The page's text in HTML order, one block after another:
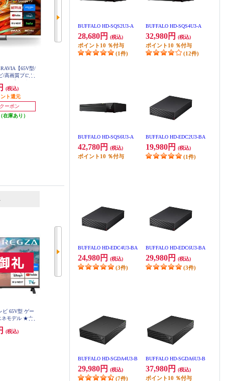
BUFFALO HD-SQS2U3-A
28,680円 (税込)
ポイント 10 ％付与
(1件)
BUFFALO HD-SQS4U3-A
32,980円 (税込)
ポイント 10 ％付与
(12件)
BUFFALO HD-SQS6U3-A
42,780円 (税込)
ポイント 10 ％付与
BUFFALO HD-EDC2U3-BA
19,980円 (税込)
(1件)
BUFFALO HD-EDC4U3-BA
24,980円 (税込)
(3件)
BUFFALO HD-EDC6U3-BA
29,980円 (税込)
(3件)
BUFFALO HD-SGDA4U3-B
29,980円 (税込)
(7件)
BUFFALO HD-SGDA6U3-B
37,980円 (税込)
ポイント 10 ％付与
【65V型/
/高画質プロセ
(税込)
ト還元
ーポン
在庫あり）
15,000円クーポン
36,300円分ポイント還元
15,000円クーポン
発送目安:即納（在庫あり）
ビ 65V型 ゲー
ネモデル ★大
(税込)
パネル 40V型 40V35S
63,360円
(2件)
(ビエラ) 55V型/最新世代高輝度パ
ネル/firetv搭載/転倒防止スタンド
TV-55Z90B
206,800円
発送目安:即納（在庫あり）